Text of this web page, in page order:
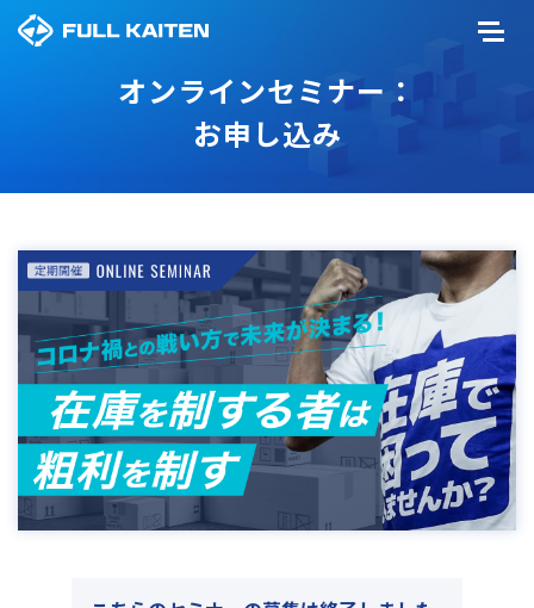
オンラインセミナー：
お申し込み